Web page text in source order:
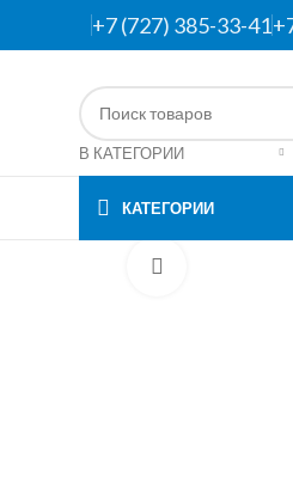
+7 (727) 385-33-41
В КАТЕГОРИИ
КАТЕГОРИИ